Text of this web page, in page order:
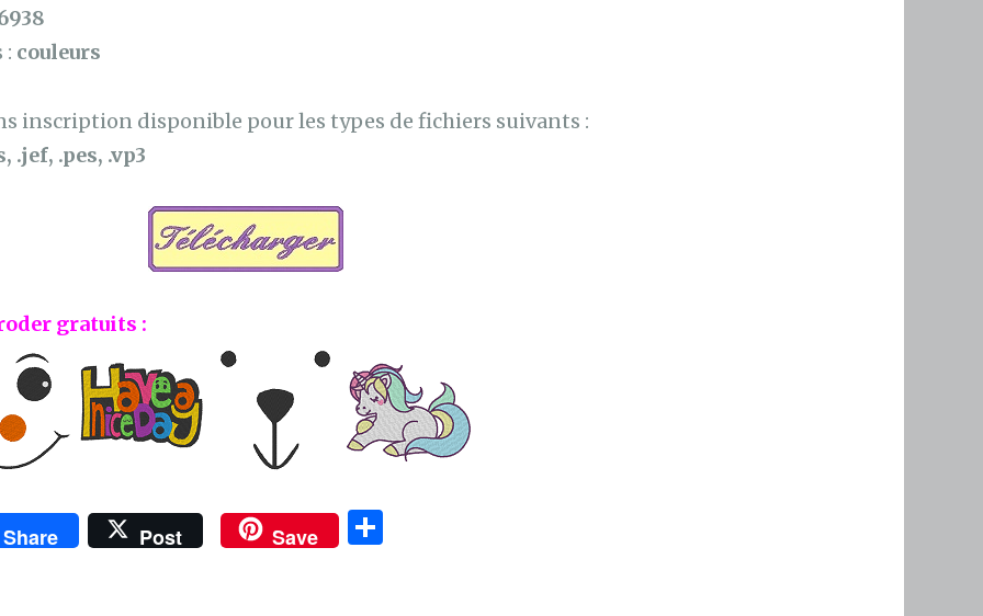
: couleurs
inscription disponible pour les types de fichiers suivants :
.jef, .pes, .vp3
gratuits :
Share Post Save